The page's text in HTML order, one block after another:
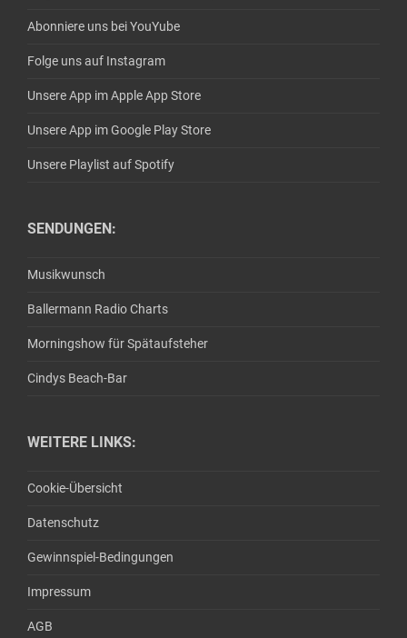
Abonniere uns bei YouYube
Folge uns auf Instagram
Unsere App im Apple App Store
Unsere App im Google Play Store
Unsere Playlist auf Spotify
SENDUNGEN:
Musikwunsch
Ballermann Radio Charts
Morningshow für Spätaufsteher
Cindys Beach-Bar
WEITERE LINKS:
Cookie-Übersicht
Datenschutz
Gewinnspiel-Bedingungen
Impressum
AGB